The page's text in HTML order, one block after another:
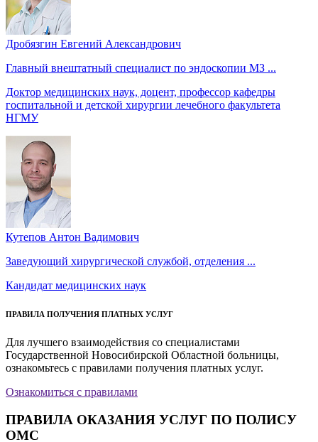
Дробязгин Евгений Александрович
Главный внештатный специалист по эндоскопии МЗ ...
Доктор медицинских наук, доцент, профессор кафедры
госпитальной и детской хирургии лечебного факультета
НГМУ
Кутепов Антон Вадимович
Заведующий хирургической службой, отделения ...
Кандидат медицинских наук
ПРАВИЛА ПОЛУЧЕНИЯ ПЛАТНЫХ УСЛУГ
Для лучшего взаимодействия со специалистами
Государственной Новосибирской Областной больницы,
ознакомьтесь с правилами получения платных услуг.
Ознакомиться с правилами
ПРАВИЛА ОКАЗАНИЯ УСЛУГ ПО ПОЛИСУ
ОМС